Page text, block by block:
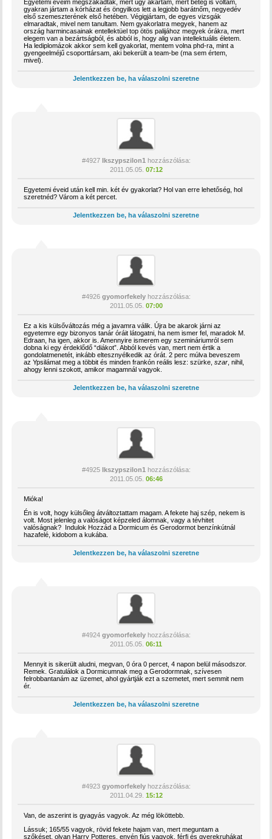
Egyetemi éveim megszakadtak, mert úgy akartam, mert beteg is voltam,
gyakran jártam a kórházat és öngyilkos lett a legjobb barátnőm, negyedév
első szemeszterének első hetében. Végigjártam, de egyes vizsgák
elmaradtak, mivel nem tanultam. Nem gyakorlatra megyek, hanem az
ország harmincasainak entellektüel top ötös palijához megyek órákra, mert
elegem van a bezártságból, és abból is, hogy alig van intellektuális életem.
Ha lediplomázok akkor sem kell gyakorlat, mentem volna phd-ra, mint a
gyengeelméjű csoporttársam, aki bekerült a team-be (ma sem értem,
mivel).
Jelentkezzen be, ha válaszolni szeretne
#4927 Ikszypszilon1 hozzászólása:
2011.05.05. 07:12
Egyetemi éveid után kell min. két év gyakorlat? Hol van erre lehetőség, hol
szeretnéd? Várom a két percet.
Jelentkezzen be, ha válaszolni szeretne
#4926 gyomorfekelyhozzászólása:
2011.05.05. 07:00
Ez a kis külsőváltozás még a javamra válik. Újra be akarok járni az
egyetemre egy bizonyos tanár óráit látogatni, ha nem ismer fel, maradok M.
Edraan, ha igen, akkor is. Amennyire ismerem egy szemináriumról sem
dobna ki egy érdeklődő “diákot”. Abból kevés van, mert nem értik a
gondolatmenetét, inkább eltesznyélkedik az órát. 2 perc múlva beveszem
az Ypsilámat meg a többit és minden frankón reális lesz: szürke,szar, nihil,
ahogy lenni szokott, amikor magamnál vagyok.
Jelentkezzen be, ha válaszolni szeretne
#4925 Ikszypszilon1 hozzászólása:
2011.05.05. 06:46
Mióka!
Én is volt, hogy külsőleg átváltoztattam magam. A fekete haj szép, nekem is
volt. Most jelenleg a valóságot képzeled álomnak, vagy a tévhitet
valóságnak? Indulok Hozzád a Dormicum és Gerodormot benzínkútnál
hazafelé, kidobom a kukába.
Jelentkezzen be, ha válaszolni szeretne
#4924 gyomorfekelyhozzászólása:
2011.05.05. 06:11
Mennyit is sikerült aludni, megvan, 0 óra 0 percet, 4 napon belül másodszor.
Remek. Gratulálok a Dormicumnak meg a Gerodormnak, szívesen
felrobbantanám az üzemet, ahol gyártják ezt a szemetet, mert semmit nem
ér.
Jelentkezzen be, ha válaszolni szeretne
#4923 gyomorfekelyhozzászólása:
2011.04.29. 15:12
Van, de aszerint is gyagyás vagyok. Az még lököttebb.
Lássuk; 165/55 vagyok, rövid fekete hajam van, mert meguntam a
szőkéset, olyan Harry Potteres, enyén fiús vagyok, férfi és gyerekruhákat